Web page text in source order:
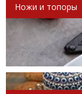
Ножи и топоры